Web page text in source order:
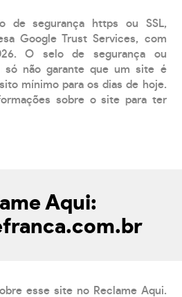
de segurança https ou SSL,
Google Trust Services, com
O selo de segurança ou
só não garante que um site é
mínimo para os dias de hoje.
sobre o site para ter
Aqui:
esse site no Reclame Aqui.